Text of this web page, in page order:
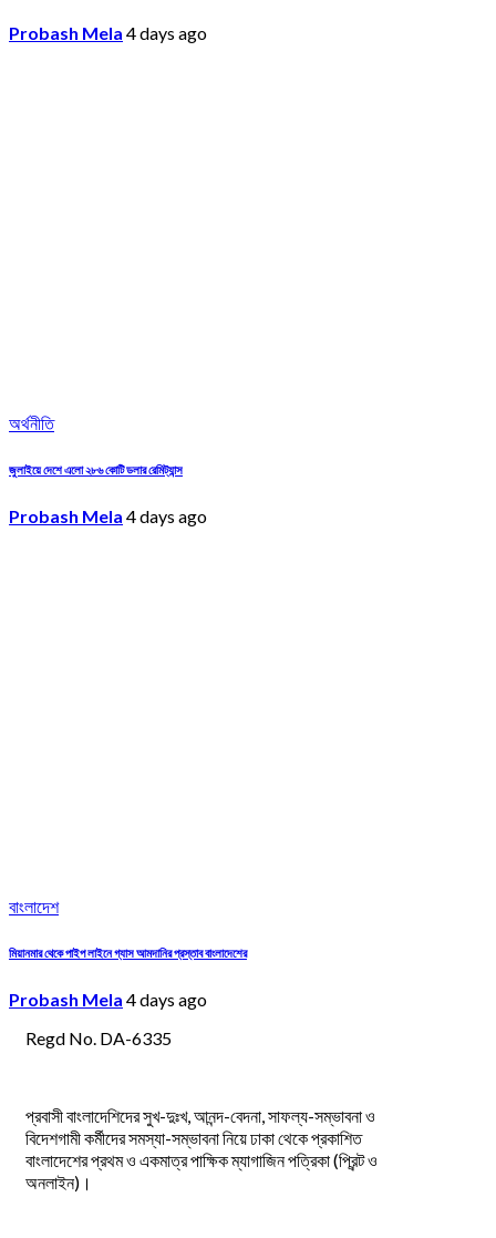
Probash Mela 4 days ago
অর্থনীতি
জুলাইয়ে দেশে এলো ২৮৬ কোটি ডলার রেমিট্যান্স
Probash Mela 4 days ago
বাংলাদেশ
মিয়ানমার থেকে পাইপ লাইনে গ্যাস আমদানির প্রস্তাব বাংলাদেশের
Probash Mela 4 days ago
Regd No. DA-6335
প্রবাসী বাংলাদেশিদের সুখ-দুঃখ, আনন্দ-বেদনা, সাফল্য-সম্ভাবনা ও
বিদেশগামী কর্মীদের সমস্যা-সম্ভাবনা নিয়ে ঢাকা থেকে প্রকাশিত
বাংলাদেশের প্রথম ও একমাত্র পাক্ষিক ম্যাগাজিন পত্রিকা (প্রিন্ট ও
অনলাইন)।